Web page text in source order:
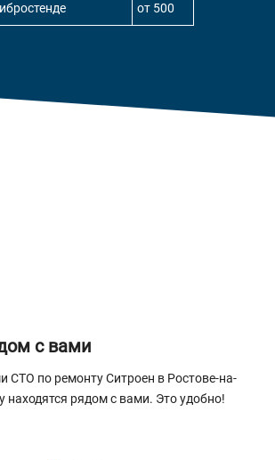
от 500
с вами
СТО по ремонту Ситроен в Ростове-на-
находятся рядом с вами. Это удобно!